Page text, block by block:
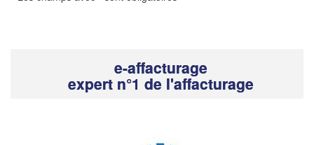
e-affacturage
expert n°1 de l'affacturage